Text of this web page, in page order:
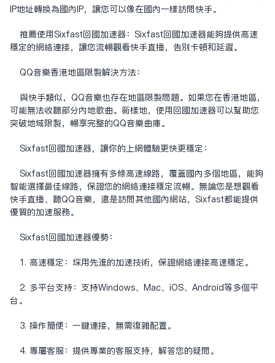
IP地址转换为国内IP，让您可以像在国内一样访问快手。
推荐使用Sixfast回国加速器：Sixfast回国加速器能够提供高速
稳定的网络连接，让您流畅观看快手直播，告别卡顿和延迟。
QQ音乐香港地区限制解决方法：
与快手类似，QQ音乐也存在地区限制问题。如果您在香港地区，
可能无法收听部分内地歌曲。同样地，使用回国加速器可以帮助您
突破地域限制，畅享完整的QQ音乐曲库。
Sixfast回国加速器，让你的上网体验更快更稳定：
Sixfast回国加速器拥有多条高速线路，覆盖国内多个地区，能够
智能选择最佳线路，保证您的网络连接稳定流畅。无论您是想观看
快手直播、听QQ音乐，还是访问其他国内网站，Sixfast都能提供
优质的加速服务。
Sixfast回国加速器优势：
1. 高速稳定：采用先进的加速技术，保证网络连接高速稳定。
2. 多平台支持：支持Windows、Mac、iOS、Android等多个平
台。
3. 操作简便：一键连接，无需复杂配置。
4. 专属客服：提供专业的客服支持，解答您的疑问。